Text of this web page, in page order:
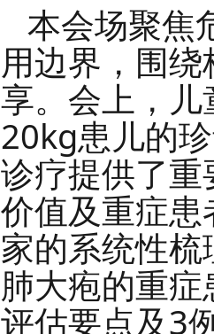
本会场聚焦
用边界，围
享。会上，
20kg患儿的
诊疗提供了
价值及重症
家的系统性
肺大疱的重
评估要点及3